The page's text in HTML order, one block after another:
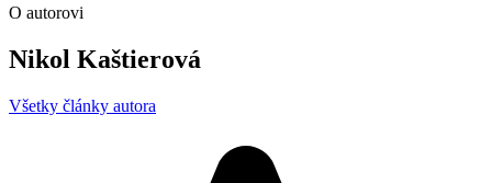
O autorovi
Nikol Kaštierová
Všetky články autora